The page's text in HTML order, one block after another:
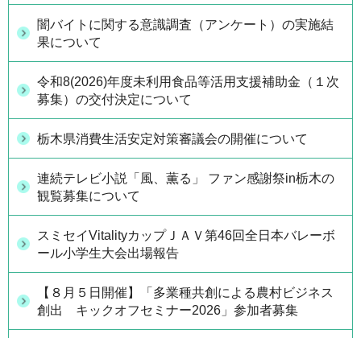
闇バイトに関する意識調査（アンケート）の実施結
果について
令和8(2026)年度未利用食品等活用支援補助金（１次
募集）の交付決定について
栃木県消費生活安定対策審議会の開催について
連続テレビ小説「風、薫る」 ファン感謝祭in栃木の
観覧募集について
スミセイVitalityカップＪＡＶ第46回全日本バレーボ
ール小学生大会出場報告
【８月５日開催】「多業種共創による農村ビジネス
創出 キックオフセミナー2026」参加者募集